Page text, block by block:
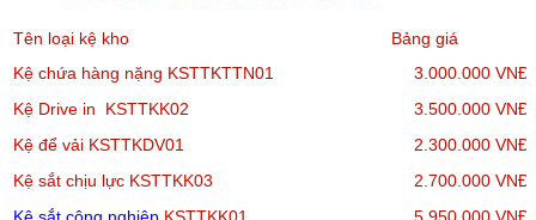
Tên loại kệ kho
Bảng giá
Kệ chứa hàng nặng KSTTKTTN01
3.000.000 VNĐ
Kệ Drive in KSTTKK02
3.500.000 VNĐ
Kệ để vải KSTTKDV01
2.300.000 VNĐ
Kệ sắt chịu lực KSTTKK03
2.700.000 VNĐ